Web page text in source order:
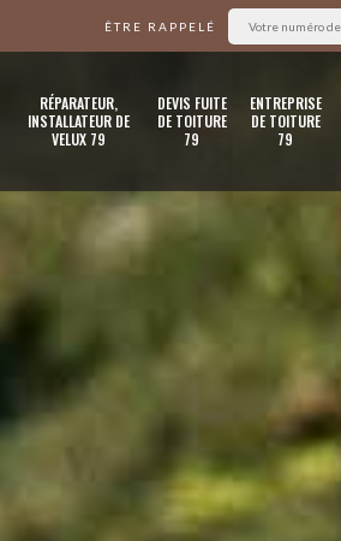
ÊTRE RAPPELÉ
RÉPARATEUR,
INSTALLATEUR DE
VELUX 79
DEVIS FUITE
DE TOITURE
79
ENTREPRISE
DE TOITURE
79